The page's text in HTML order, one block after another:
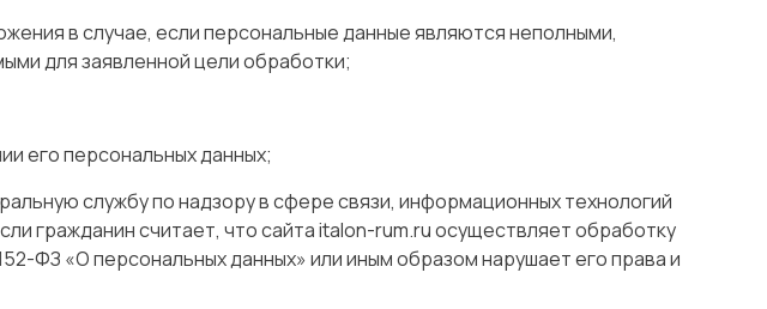
в случае, если персональные данные являются неполными,
для заявленной цели обработки;
его персональных данных;
службу по надзору в сфере связи, информационных технологий
гражданин считает, что сайта italon-rum.ru осуществляет обработку
ФЗ «О персональных данных» или иным образом нарушает его права и